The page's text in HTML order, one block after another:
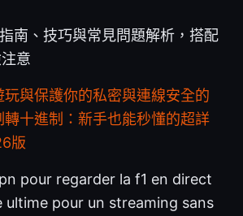
南、技巧與常見問題解析，搭配
意
與保護你的私密與連線安全的
轉十進制：新手也能秒懂的超詳
版
pour regarder la f1 en direct
ultime pour un streaming sans